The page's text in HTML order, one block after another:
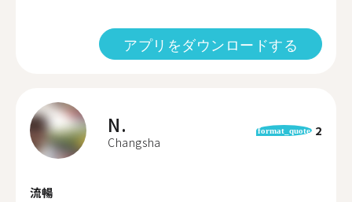
アプリをダウンロードする
N.
Changsha
format_quote 2
流暢